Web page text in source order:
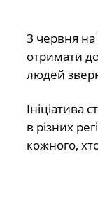
З червня
отримати
людей
Ініціатива
в різних
кожного,